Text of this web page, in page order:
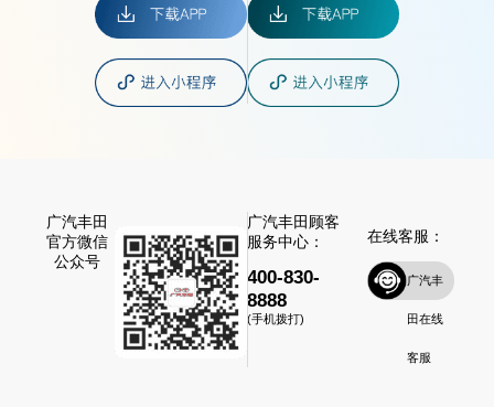
广汽丰田
官方微信
公众号
广汽丰田顾客
服务中心：
400-830-
8888
(手机拨打)
在线客服：
广汽丰
田在线
客服